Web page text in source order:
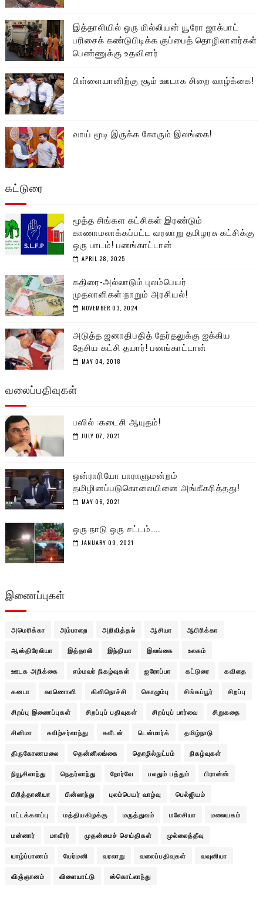
இத்தாலியில் ஒரு மில்லியன் யூரோ ஜாக்பாட்
பரிசைக் கண்டுபிடிக்க குப்பைத் தொழிலாளர்கள்
பெண்ணுக்கு உதவினர்
பிள்ளையானிற்கு சூம் ஊடாக சிறை வாழ்க்கை!
வாய் மூடி இருக்க கோரும் இலங்கை!
கட்டுரை
மூத்த சிங்கள கட்சிகள் இரண்டும்
காணாமலாக்கப்பட்ட வரலாறு தமிழரசு கட்சிக்கு
ஒரு பாடம்! பனங்காட்டான்
APRIL 28, 2025
கதிரை-அல்லாடும் புலம்பெயர்
முதலாளிகள்:நாறும் அரசியல்!
NOVEMBER 03, 2024
அடுத்த ஜனாதிபதித் தேர்தலுக்கு ஐக்கிய
தேசிய கட்சி தயார்! பனங்காட்டான்
MAY 04, 2018
வலைப்பதிவுகள்
பஸில் :கடைசி ஆயுதம்!
JULY 07, 2021
ஒன்ராரியோ பாராளுமன்றம்
தமிழினப்படுகொலையினை அங்கீகரித்தது!
MAY 06, 2021
ஒரு நாடு ஒரு சட்டம்....
JANUARY 09, 2021
இணைப்புகள்
அமெரிக்கா அம்பாறை அறிவித்தல் ஆசியா ஆபிரிக்கா
ஆஸ்திரேலியா இத்தாலி இந்தியா இலங்கை உலகம்
ஊடக அறிக்கை எம்மவர் நிகழ்வுகள் ஐரோப்பா கட்டுரை கவிதை
கனடா காணொளி கிளிநொச்சி கொழும்பு சிங்கப்பூர் சிறப்பு
சிறப்பு இணைப்புகள் சிறப்புப் பதிவுகள் சிறப்புப் பார்வை சிறுகதை
சினிமா சுவிற்சர்லாந்து சுவீடன் டென்மார்க் தமிழ்நாடு
திருகோணமலை தென்னிலங்கை தொழில்நுட்பம் நிகழ்வுகள்
நியூசிலாந்து நெதர்லாந்து நோர்வே பலதும் பத்தும் பிரான்ஸ்
பிரித்தானியா பின்லாந்து புலம்பெயர் வாழ்வு பெல்ஜியம்
மட்டக்களப்பு மத்தியகிழக்கு மருத்துவம் மலேசியா மலையகம்
மன்னார் மாவீரர் முதன்மைச் செய்திகள் முல்லைத்தீவு
யாழ்ப்பாணம் யேர்மனி வரலாறு வலைப்பதிவுகள் வவுனியா
விஞ்ஞானம் விளையாட்டு ஸ்கொட்லாந்து